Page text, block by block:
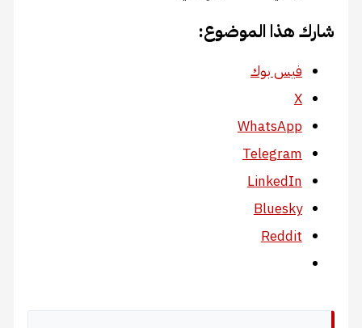
شارك هذا الموضوع:
فيس بوك
X
WhatsApp
Telegram
LinkedIn
Bluesky
Reddit